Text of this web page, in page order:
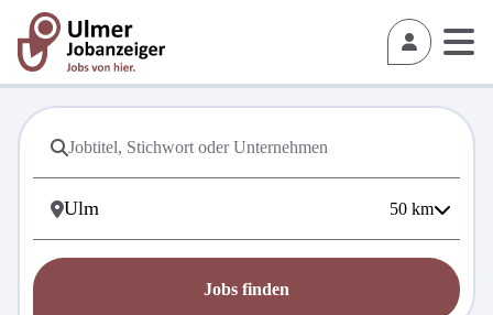
50 km
Jobs finden